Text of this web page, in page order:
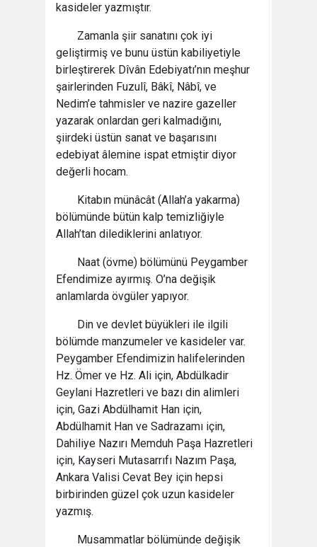
kasideler yazmıştır.
Zamanla şiir sanatını çok iyi
geliştirmiş ve bunu üstün kabiliyetiyle
birleştirerek Dîvân Edebiyatı’nın meşhur
şairlerinden Fuzulî, Bâkî, Nâbî, ve
Nedim’e tahmisler ve nazire gazeller
yazarak onlardan geri kalmadığını,
şiirdeki üstün sanat ve başarısını
edebiyat âlemine ispat etmiştir diyor
değerli hocam.
Kitabın münâcât (Allah’a yakarma)
bölümünde bütün kalp temizliğiyle
Allah’tan dilediklerini anlatıyor.
Naat (övme) bölümünü Peygamber
Efendimize ayırmış. O’na değişik
anlamlarda övgüler yapıyor.
Din ve devlet büyükleri ile ilgili
bölümde manzumeler ve kasideler var.
Peygamber Efendimizin halifelerinden
Hz. Ömer ve Hz. Ali için, Abdülkadir
Geylani Hazretleri ve bazı din alimleri
için, Gazi Abdülhamit Han için,
Abdülhamit Han ve Sadrazamı için,
Dahiliye Nazırı Memduh Paşa Hazretleri
için, Kayseri Mutasarrıfı Nazım Paşa,
Ankara Valisi Cevat Bey için hepsi
birbirinden güzel çok uzun kasideler
yazmış.
Musammatlar bölümünde değişik